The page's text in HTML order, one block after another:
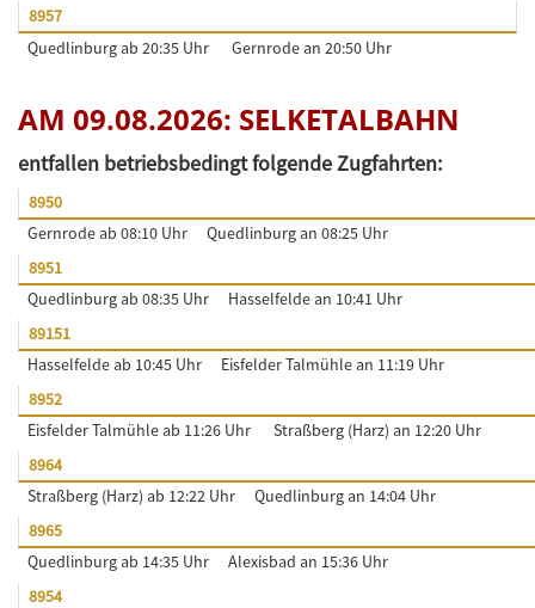
8957
Quedlinburg ab 20:35 Uhr
Gernrode an 20:50 Uhr
AM 09.08.2026: SELKETALBAHN
entfallen betriebsbedingt folgende Zugfahrten:
8950
Gernrode ab 08:10 Uhr
Quedlinburg an 08:25 Uhr
8951
Quedlinburg ab 08:35 Uhr
Hasselfelde an 10:41 Uhr
89151
Hasselfelde ab 10:45 Uhr
Eisfelder Talmühle an 11:19 Uhr
8952
Eisfelder Talmühle ab 11:26 Uhr
Straßberg (Harz) an 12:20 Uhr
8964
Straßberg (Harz) ab 12:22 Uhr
Quedlinburg an 14:04 Uhr
8965
Quedlinburg ab 14:35 Uhr
Alexisbad an 15:36 Uhr
8954